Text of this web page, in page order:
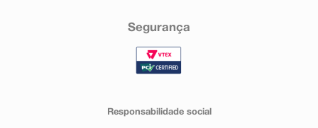
Segurança
Responsabilidade social